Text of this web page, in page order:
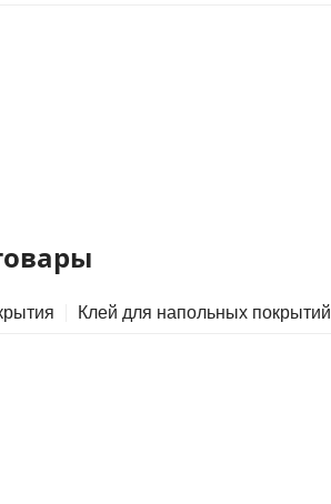
Клей для напольных покрытий